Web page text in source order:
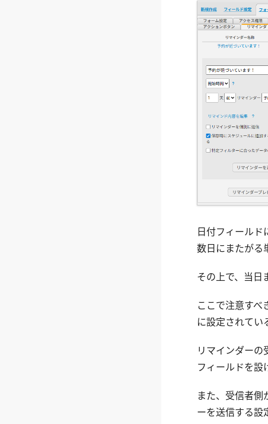
日付フィールド
数日にまたがる
その上で、当日
ここで注意すべ
に設定されてい
リマインダー
フィールドを設
また、受信者
ーを送信する設